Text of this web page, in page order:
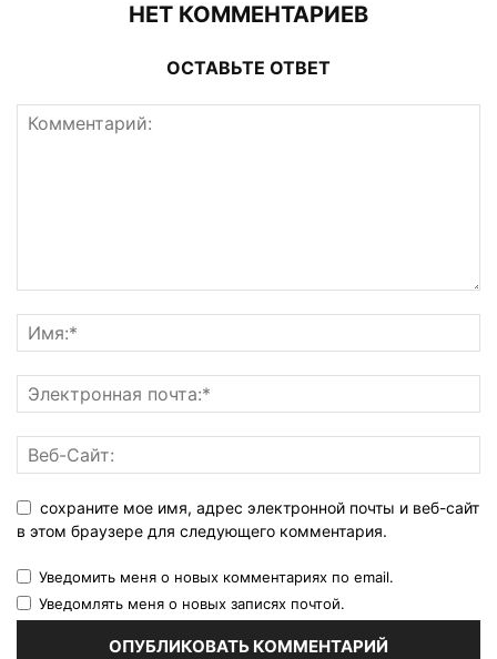
НЕТ КОММЕНТАРИЕВ
ОСТАВЬТЕ ОТВЕТ
сохраните мое имя, адрес электронной почты и веб-сайт
в этом браузере для следующего комментария.
Уведомить меня о новых комментариях по email.
Уведомлять меня о новых записях почтой.